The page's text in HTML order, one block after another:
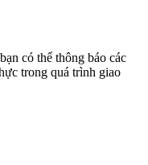
có thể thông báo các
trong quá trình giao